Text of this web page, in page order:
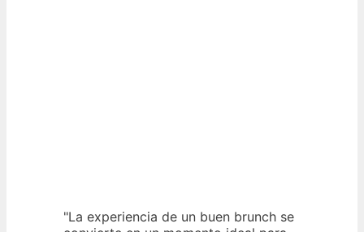
"La experiencia de un buen brunch se